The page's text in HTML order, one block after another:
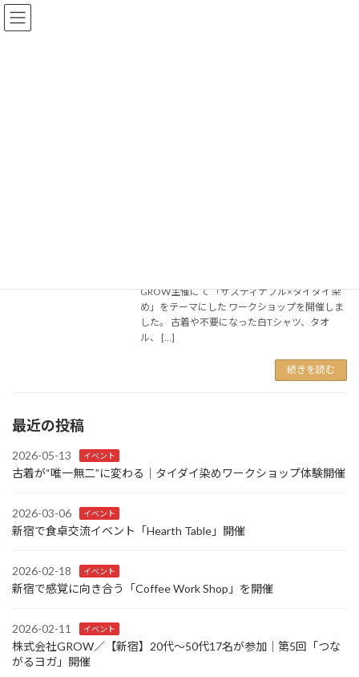
コ
ン
ナ
ビ
GROW主催にて 「サスティナブル×タイダイ染
め」をテーマにした ワークショップを開催しま
した。 古着や不要になった白Tシャツ、タオ
ル、 […]
続きを読む
最近の投稿
2026-05-13 イベント
古着が“唯一無二”に変わる｜タイダイ染めワークショップ体験開催
2026-03-06 イベント
新宿で食卓交流イベント「Hearth Table」開催
2026-02-18 イベント
新宿で感覚に向き合う「Coffee Work Shop」を開催
2026-02-11 イベント
株式会社GROW／【新宿】20代〜50代17名が参加｜第5回「つな
がるヨガ」開催